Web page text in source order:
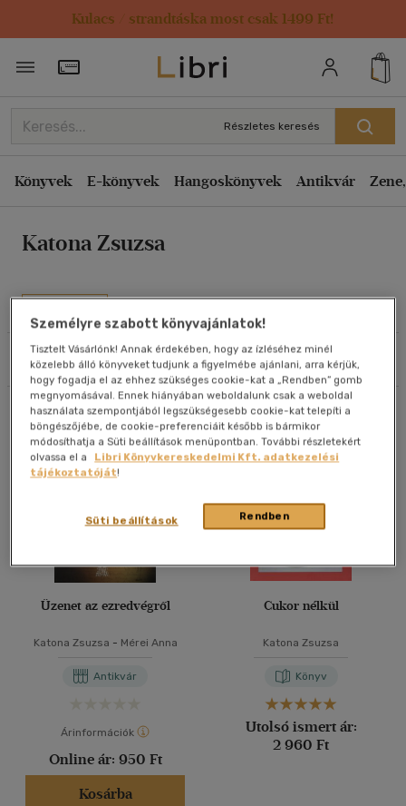
Kulacs / strandtáska most csak 1499 Ft!
Törzsvásárlói Kártya adatai
Részletes keresés
Könyvek E-könyvek Hangoskönyvek Antikvár
Katona Zsuzsa
Művei
Szűrés Rendezés
Rendezés
Kiadás éve szerint csökkenő
Ár szerint csökkenő
Eladott darabszám szerint csökkenő
Cím szerint A-Z
Szerző szerint A-Z
Megjelenítés
20 db / oldal
40 db / oldal
Alkalmaz
Összesen4db
Üzenet az ezredvégről
Katona Zsuzsa - Mérei Anna
Antikvár
Árinformációk
Online ár: 950 Ft
Kosárba
Cukor nélkül
Katona Zsuzsa
Könyv
Utolsó ismert ár:
2 960 Ft
Személyre szabott könyvajánlatok!
Tisztelt Vásárlónk! Annak érdekében, hogy az ízléséhez minél
közelebb álló könyveket tudjunk a figyelmébe ajánlani, arra kérjük,
hogy fogadja el az ehhez szükséges cookie-kat a „Rendben” gomb
megnyomásával. Ennek hiányában weboldalunk csak a weboldal
használata szempontjából legszükségesebb cookie-kat telepíti a
böngészőjébe, de cookie-preferenciáit később is bármikor
módosíthatja a Süti beállítások menüpontban. További részletekért
olvassa el a
Libri Könyvkereskedelmi Kft. adatkezelési
tájékoztatóját!
Rendben
Süti beállítások